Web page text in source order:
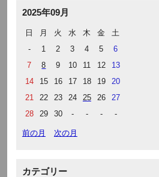
2025年09月
日 月 火 水 木 金
土
-
1 2 3 4 5
6
7
8 9 10 11 12
13
14
15 16 17 18 19
20
21
22 23 24 25 26
27
28
29 30 - - - -
前の月 次の月
カテゴリー